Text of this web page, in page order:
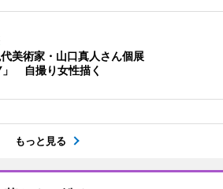
美術家・山口真人さん個展
」 自撮り女性描く
もっと見る